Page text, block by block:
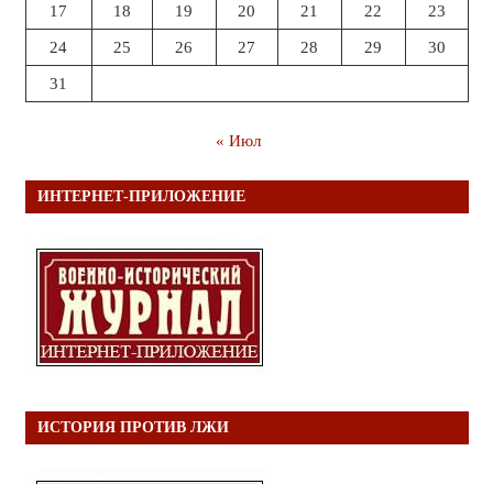
17 18 19 20 21 22 23
24 25 26 27 28 29 30
31
« Июл
ИНТЕРНЕТ-ПРИЛОЖЕНИЕ
ИСТОРИЯ ПРОТИВ ЛЖИ